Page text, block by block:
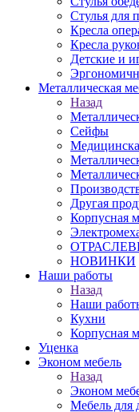
Стулья для
Кресла
Кресла
Детские и
Металлическая
Назад
Сейфы
Другая
Корпусная
НОВИНКИ
Наши работы
Назад
Наши
Кухни
Корпусная
Уценка
Эконом мебель
Назад
Эконом
Мебель для